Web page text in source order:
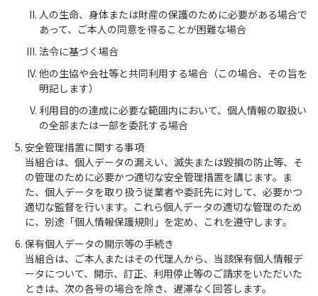
人の生命、身体または財産の保護のために必要がある場合で
あって、ご本人の同意を得ることが困難な場合
法令に基づく場合
他の生協や会社等と共同利用する場合（この場合、その旨を
明記します）
利用目的の達成に必要な範囲内において、個人情報の取扱い
の全部または一部を委託する場合
安全管理措置に関する事項
当組合は、個人データの漏えい、滅失または毀損の防止等、そ
の管理のために必要かつ適切な安全管理措置を講じます。ま
た、個人データを取り扱う従業者や委託先に対して、必要かつ
適切な監督を行います。これら個人データの適切な管理のため
に、別途「個人情報保護規則」を定め、これを遵守します。
保有個人データの開示等の手続き
当組合は、ご本人またはその代理人から、当該保有個人情報デ
ータについて、開示、訂正、利用停止等のご請求をいただいた
ときは、次の各号の場合を除き、遅滞なく回答します。